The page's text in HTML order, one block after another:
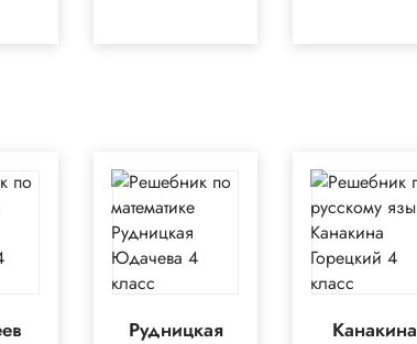
Рудницкая Канакина